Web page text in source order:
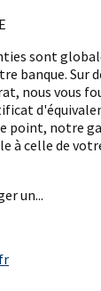
sont
banque. Sur
nous vous
point, notre
à celle de
un...